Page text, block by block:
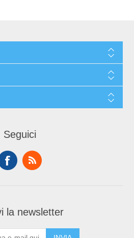
Seguici
la newsletter